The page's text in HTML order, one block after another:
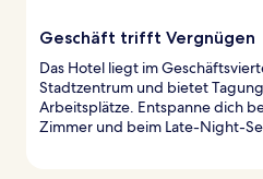
Geschäft trifft Vergnügen
Das Hotel liegt im
Stadtzentrum und bietet
Arbeitsplätze. Entspanne dich
Zimmer und beim Late-Night-